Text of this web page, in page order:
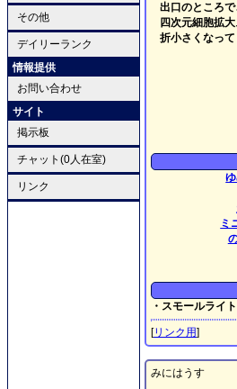
その他
デイリーランク
情報提供
お問い合わせ
サイト
掲示板
チャット(0人在室)
リンク
出口のところ
四次元細胞拡
折小さくなって
ミ
・スモールライ
[リンク用]
みにはうす